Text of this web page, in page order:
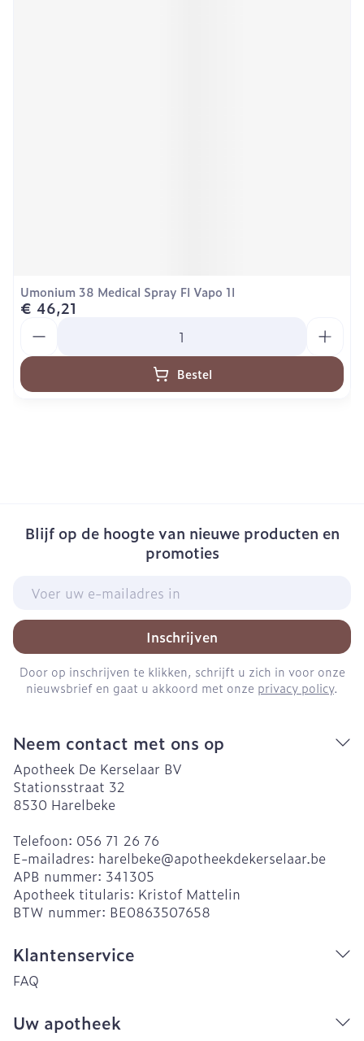
Umonium 38 Medical Spray Fl Vapo 1l
€ 46,21
Bestel
Blijf op de hoogte van nieuwe producten en
promoties
Inschrijven
Door op inschrijven te klikken, schrijft u zich in voor onze
nieuwsbrief en gaat u akkoord met onze privacy policy.
Neem contact met ons op
Apotheek De Kerselaar BV
Stationsstraat 32
8530 Harelbeke
Telefoon: 056 71 26 76
E-mailadres: harelbeke@apotheekdekerselaar.be
APB nummer: 341305
Apotheek titularis: Kristof Mattelin
BTW nummer: BE0863507658
Klantenservice
FAQ
Uw apotheek